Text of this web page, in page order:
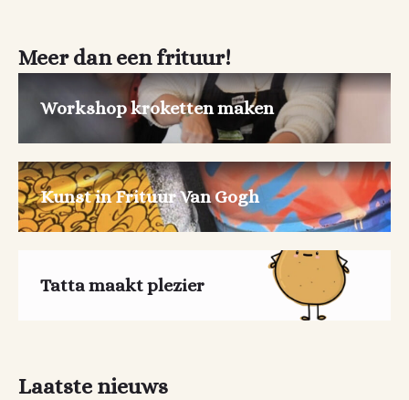
Meer dan een frituur!
Workshop kroketten maken
Kunst in Frituur Van Gogh
Tatta maakt plezier
Laatste nieuws